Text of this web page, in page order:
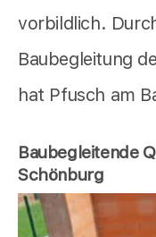
vorbildlich.
Baubegleitung
hat Pfusch am
Baubegleitende
Schönburg